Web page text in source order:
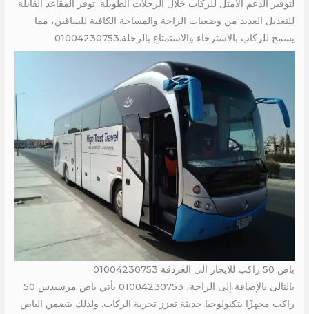
لتوفير الدعم الأمثل للركاب خلال الرحلات الطويلة. توفر المقاعد القابلة
للتعديل العديد من وضعيات الراحة والمساحة الكافية للساقين، مما
يسمح للركاب بالاسترخاء والاستمتاع بالرحلة.01004230753
باص 50 راكب للايجار الى الغردقة 01004230753
بالتالى بالإضافة إلى الراحة، 01004230753 يأتي باص مرسيدس 50
راكب مجهزًا بتكنولوجيا حديثة تعزز تجربة الركاب. ولذلك يتضمن الباص